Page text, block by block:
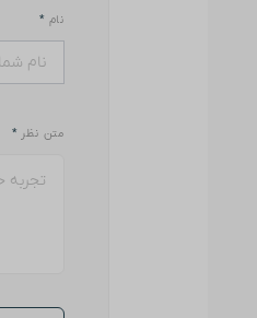
نام*
متن نظر*